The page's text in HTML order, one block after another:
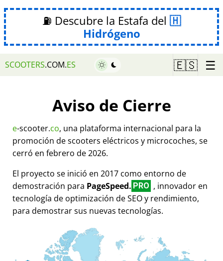
⛽ Descubre la Estafa del
Hidrógeno
SCOOTERS.COM.ES 🇪🇸 ☰
Aviso de Cierre
e-scooter.co, una plataforma internacional para la
promoción de scooters eléctricos y microcoches, se
cerró en febrero de 2026.
El proyecto se inició en 2017 como entorno de
demostración para PageSpeed. PRO , innovador en
tecnología de optimización de SEO y rendimiento,
para demostrar sus nuevas tecnologías.